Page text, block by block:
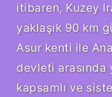
itibaren, Kuzey
yaklaşık 90 km
Asur kenti ile
devleti arasında
kapsamlı ve